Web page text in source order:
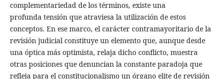
complementariedad de los términos, existe una
profunda tensión que atraviesa la utilización de estos
conceptos. En ese marco, el carácter contramayoritario de la
revisión judicial constituye un elemento que, aunque desde
una óptica más optimista, relaja dicho conflicto, muestra
otras posiciones que denuncian la constante paradoja que
refleja para el constitucionalismo un órgano elite de revisión